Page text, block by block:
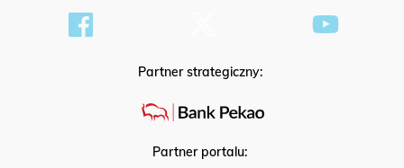
Partner strategiczny:
Partner portalu: